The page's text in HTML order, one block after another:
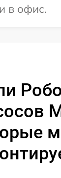
в офис.